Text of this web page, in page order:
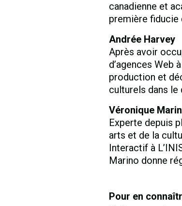
canadienne et
première fiducie
Andrée Harvey
Après avoir
d’agences Web
production et
culturels dans le
Véronique
Experte depuis
arts et de la
Interactif à
Marino donne
Pour en